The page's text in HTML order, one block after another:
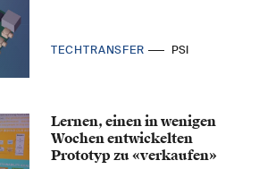
TECHTRANSFER PSI
Lernen, einen in wenigen
Wochen entwickelten
Prototyp zu «verkaufen»